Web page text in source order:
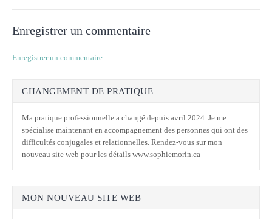
Enregistrer un commentaire
Enregistrer un commentaire
CHANGEMENT DE PRATIQUE
Ma pratique professionnelle a changé depuis avril 2024. Je me
spécialise maintenant en accompagnement des personnes qui ont des
difficultés conjugales et relationnelles. Rendez-vous sur mon
nouveau site web pour les détails www.sophiemorin.ca
MON NOUVEAU SITE WEB